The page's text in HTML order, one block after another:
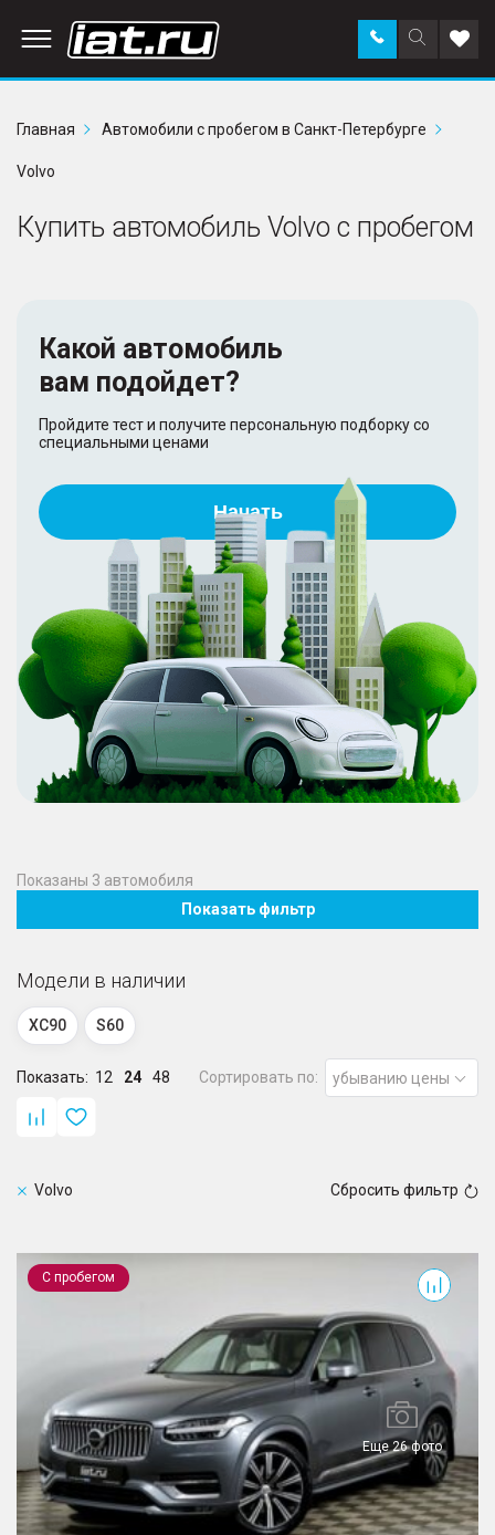
Поиск
по
Заказать
звонок в
Главная
Автомобили с пробегом в Санкт-Петербурге
Volvo
Купить автомобиль Volvo с пробегом
Какой автомобиль
вам подойдет?
Пройдите тест и получите персональную подборку со
специальными ценами
Начать
Показаны 3 автомобиля
Показать фильтр
Модели в наличии
XC90 S60
Показать: 12 24 48 Сортировать по: убыванию цены
Volvo Сбросить фильтр
С пробегом
Еще 26 фото
XC90